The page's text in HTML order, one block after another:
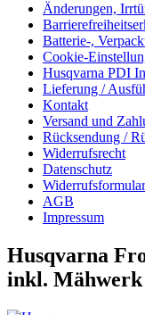
Änderungen,
Batterie-,
Cookie-
Husqvarna PDI
Lieferung /
Kontakt
Versand und
Rücksendung /
Widerrufsrecht
Datenschutz
Widerrufsformular
AGB
Impressum
Husqvarna
inkl. Mähwerk